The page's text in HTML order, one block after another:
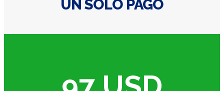
UN SOLO PAGO